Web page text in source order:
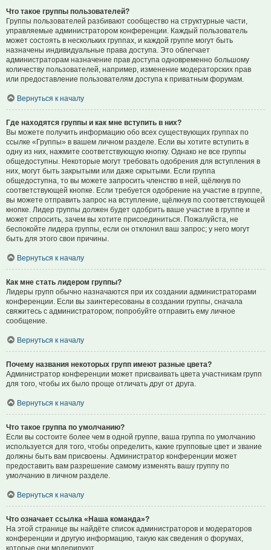
Что такое группы пользователей?
Группы пользователей разбивают сообщество на структурные части,
управляемые администратором конференции. Каждый пользователь
может состоять в нескольких группах, и каждой группе могут быть
назначены индивидуальные права доступа. Это облегчает
администраторам назначение прав доступа одновременно большому
количеству пользователей, например, изменение модераторских прав
или предоставление пользователям доступа к приватным форумам.
Вернуться к началу
Где находятся группы и как мне вступить в них?
Вы можете получить информацию обо всех существующих группах по
ссылке «Группы» в вашем личном разделе. Если вы хотите вступить в
одну из них, нажмите соответствующую кнопку. Однако не все группы
общедоступны. Некоторые могут требовать одобрения для вступления в
них, могут быть закрытыми или даже скрытыми. Если группа
общедоступна, то вы можете запросить членство в ней, щёлкнув по
соответствующей кнопке. Если требуется одобрение на участие в группе,
вы можете отправить запрос на вступление, щёлкнув по соответствующей
кнопке. Лидер группы должен будет одобрить ваше участие в группе и
может спросить, зачем вы хотите присоединиться. Пожалуйста, не
беспокойте лидера группы, если он отклонил ваш запрос; у него могут
быть для этого свои причины.
Вернуться к началу
Как мне стать лидером группы?
Лидеры групп обычно назначаются при их создании администраторами
конференции. Если вы заинтересованы в создании группы, сначала
свяжитесь с администратором; попробуйте отправить ему личное
сообщение.
Вернуться к началу
Почему названия некоторых групп имеют разные цвета?
Администратор конференции может присваивать цвета участникам групп
для того, чтобы их было проще отличать друг от друга.
Вернуться к началу
Что такое группа по умолчанию?
Если вы состоите более чем в одной группе, ваша группа по умолчанию
используется для того, чтобы определить, какие групповые цвет и звание
должны быть вам присвоены. Администратор конференции может
предоставить вам разрешение самому изменять вашу группу по
умолчанию в личном разделе.
Вернуться к началу
Что означает ссылка «Наша команда»?
На этой странице вы найдёте список администраторов и модераторов
конференции и другую информацию, такую как сведения о форумах,
которые они модерируют.